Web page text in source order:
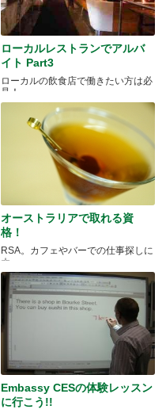
ローカルレストランでアルバ
イト Part3
ローカルの飲食店で働きたい方は必
見！
オーストラリアで取れる資
格！
RSA。カフェやバーでの仕事探しに
☆
Embassy CESの体験レッスン
に行こう!!